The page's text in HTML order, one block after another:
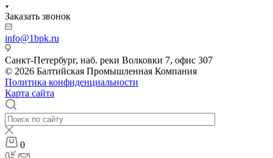
Заказать звонок
info@1bpk.ru
Санкт-Петербург, наб. реки Волковки 7, офис 307
© 2026 Балтийская Промышленная Компания
Политика конфиденциальности
Карта сайта
0